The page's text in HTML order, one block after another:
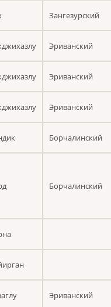
Зангезурский
Эриванский
Эриванский
Эриванский
Борчалинский
Борчалинский
Эриванский